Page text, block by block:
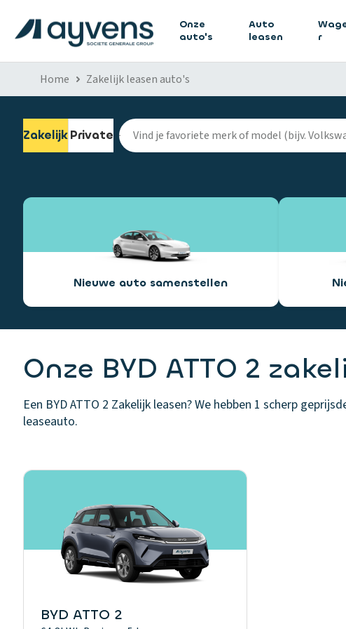
Onze
auto's
Auto
leasen
r
Home Zakelijk leasen auto's
ZakelijkPrivate
Nieuwe auto samenstellen
Onze BYD ATTO 2
Een BYD ATTO 2 Zakelijk leasen? We hebben 1 scherp
leaseauto.
BYD ATTO 2